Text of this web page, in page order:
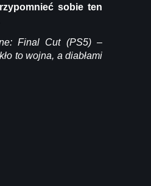
sobie ten
Final Cut (PS5) –
to wojna, a diabłami